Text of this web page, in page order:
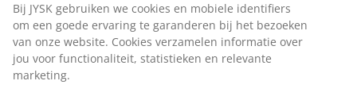
Bij JYSK gebruiken we cookies en mobiele identifiers
om een goede ervaring te garanderen bij het bezoeken
van onze website. Cookies verzamelen informatie over
jou voor functionaliteit, statistieken en relevante
marketing.